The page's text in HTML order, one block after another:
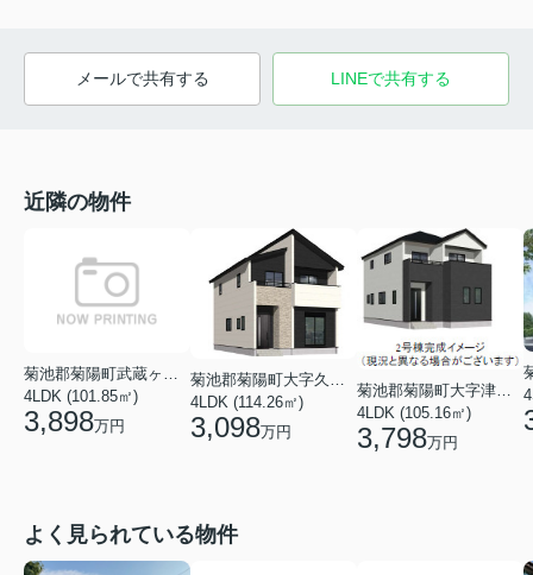
メールで共有する LINEで共有する
近隣の物件
菊池郡菊陽町武蔵ヶ丘北１丁目
4LDK (101.85㎡)
3,898万円
菊池郡菊陽町大字久保田
4LDK (114.26㎡)
3,098万円
菊池郡菊陽町大字津久礼
4LDK (105.16㎡)
3,798万円
よく見られている物件